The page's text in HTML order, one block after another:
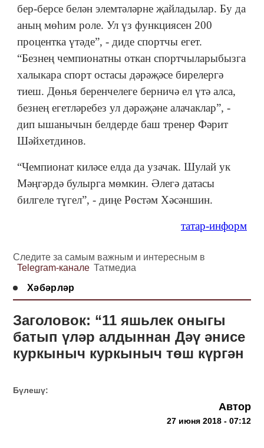
бер-берсе белән элемтәләрне җайладылар. Бу да
аның мөһим роле. Ул үз функциясен 200
процентка үтәде”, - диде спортчы егет.
“Безнең чемпионатны откан спортчыларыбызга
халыкара спорт остасы дәрәҗәсе бирелергә
тиеш. Дөнья беренчелеге берничә ел үтә алса,
безнең егетләребез ул дәрәҗәне алачаклар”, -
дип ышанычын белдерде баш тренер Фәрит
Шәйхетдинов.
“Чемпионат киләсе елда да узачак. Шулай ук
Мәңгәрдә булырга мөмкин. Әлегә датасы
билгеле түгел”, - диңе Рөстәм Хәсәншин.
татар-информ
Следите за самым важным и интересным в
Telegram-канале Татмедиа
Хәбәрләр
Заголовок: “11 яшьлек оныгы
батып үләр алдыннан Дәү әнисе
куркыныч куркыныч төш күргән
Бүлешү:
Автор
27 июня 2018 - 07:12